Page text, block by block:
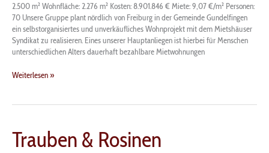
2.500 m² Wohnfläche: 2.276 m² Kosten: 8.901.846 € Miete: 9,07 €/m² Personen:
70 Unsere Gruppe plant nördlich von Freiburg in der Gemeinde Gundelfingen
ein selbstorganisiertes und unverkäufliches Wohnprojekt mit dem Mietshäuser
Syndikat zu realisieren. Eines unserer Hauptanliegen ist hierbei für Menschen
unterschiedlichen Alters dauerhaft bezahlbare Mietwohnungen
Weiterlesen »
Trauben & Rosinen
Trauben